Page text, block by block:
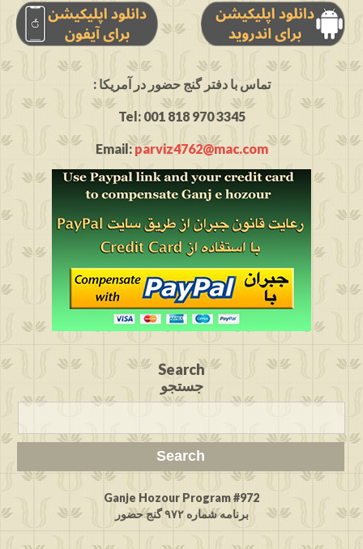
: تماس با دفتر گنج حضور در آمریکا
Tel: 001 818 970 3345
Email:parviz4762@mac.com
Search
جستجو
Ganje Hozour Program #972
برنامه شماره ۹۷۲ گنج حضور